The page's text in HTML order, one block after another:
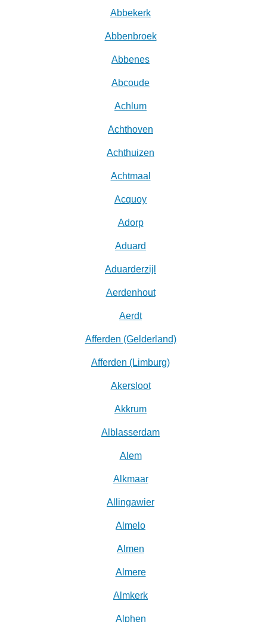
Abbekerk
Abbenbroek
Abbenes
Abcoude
Achlum
Achthoven
Achthuizen
Achtmaal
Acquoy
Adorp
Aduard
Aduarderzijl
Aerdenhout
Aerdt
Afferden (Gelderland)
Afferden (Limburg)
Akersloot
Akkrum
Alblasserdam
Alem
Alkmaar
Allingawier
Almelo
Almen
Almere
Almkerk
Alphen